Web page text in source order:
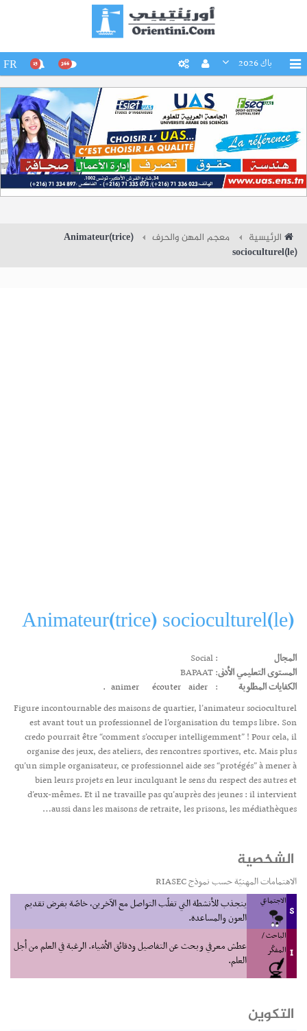
باك 2026 266
15
FR
الرئيسية معجم المهن والحرف
Animateur(trice)
socioculturel(le)
Animateur(trice) socioculturel(le)
المجال
: Social
المستوى التعليمي الأدنى: BAPAAT
الكفايات المطلوبة
:
animer écouter aider.
Figure incontournable des maisons de quartier, l’animateur socioculturel
est avant tout un professionnel de l’organisation du temps libre. Son
credo pourrait être “comment s’occuper intelligemment” ! Pour cela, il
organise des jeux, des ateliers, des rencontres sportives, etc. Mais plus
qu’un simple organisateur, ce professionnel aide ses “protégés” à mener à
bien leurs projets en leur inculquant le sens du respect des autres et
d’eux-mêmes. Et il ne travaille pas qu’auprès des jeunes : il intervient
aussi dans les maisons de retraite, les prisons, les médiathèques…
الشخصية
الاهتمامات المهنيّة حسب نموذج RIASEC
S
الاجتماعي
ينجذب للأنشطة التي تغلّب التواصل مع الآخرين، خاصّة بغرض تقديم
العون والمساعدة.
I
الباحث /
المفكّر
عطش معرفي وبحث عن التفاصيل ودقائق الأشياء. الرغبة في العلم من أجل
العلم.
التكوين